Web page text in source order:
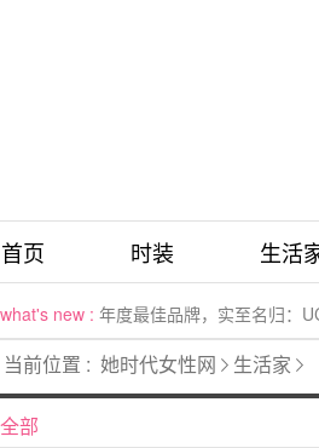
首页 时装 生活
what's new : 年度最佳品牌，实至名归：
what's new : 2026亚洲艺术电影节指定抗
what's new : 2026亚洲艺术电影节指定抗
what's new : 2026抗氧护肤品综合评测：
what's new :
当前位置 : 她时代女性网 生活家
全部